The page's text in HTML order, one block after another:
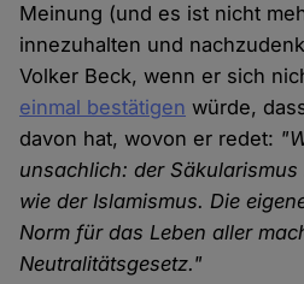
Meinung (und es ist nicht
innezuhalten und
Volker Beck, wenn er sich
einmal bestätigen würde,
davon hat, wovon er redet:
unsachlich: der
wie der Islamismus. Die
Norm für das Leben aller
Neutralitätsgesetz."